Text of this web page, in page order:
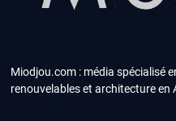
Miodjou.com : média spécialisé
renouvelables et architecture en